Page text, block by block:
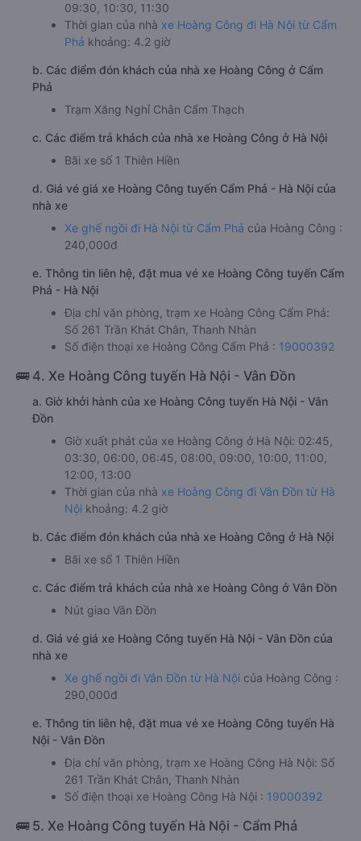
09:30, 10:30, 11:30
Thời gian của nhà xe Hoàng Công đi Hà Nội từ Cẩm
Phả khoảng: 4.2 giờ
b. Các điểm đón khách của nhà xe Hoàng Công ở Cẩm
Phả
Trạm Xăng Nghỉ Chân Cẩm Thạch
c. Các điểm trả khách của nhà xe Hoàng Công ở Hà Nội
Bãi xe số 1 Thiên Hiền
d. Giá vé giá xe Hoàng Công tuyến Cẩm Phả - Hà Nội của
nhà xe
Xe ghế ngồi đi Hà Nội từ Cẩm Phả của Hoàng Công :
240,000đ
e. Thông tin liên hệ, đặt mua vé xe Hoàng Công tuyến Cẩm
Phả - Hà Nội
Địa chỉ văn phòng, trạm xe Hoàng Công Cẩm Phả:
Số 261 Trần Khát Chân, Thanh Nhàn
Số điện thoại xe Hoàng Công Cẩm Phả : 19000392
🚌 4. Xe Hoàng Công tuyến Hà Nội - Vân Đồn
a. Giờ khởi hành của xe Hoàng Công tuyến Hà Nội - Vân
Đồn
Giờ xuất phát của xe Hoàng Công ở Hà Nội: 02:45,
03:30, 06:00, 06:45, 08:00, 09:00, 10:00, 11:00,
12:00, 13:00
Thời gian của nhà xe Hoàng Công đi Vân Đồn từ Hà
Nội khoảng: 4.2 giờ
b. Các điểm đón khách của nhà xe Hoàng Công ở Hà Nội
Bãi xe số 1 Thiên Hiền
c. Các điểm trả khách của nhà xe Hoàng Công ở Vân Đồn
Nút giao Vân Đồn
d. Giá vé giá xe Hoàng Công tuyến Hà Nội - Vân Đồn của
nhà xe
Xe ghế ngồi đi Vân Đồn từ Hà Nội của Hoàng Công :
290,000đ
e. Thông tin liên hệ, đặt mua vé xe Hoàng Công tuyến Hà
Nội - Vân Đồn
Địa chỉ văn phòng, trạm xe Hoàng Công Hà Nội: Số
261 Trần Khát Chân, Thanh Nhàn
Số điện thoại xe Hoàng Công Hà Nội : 19000392
🚌 5. Xe Hoàng Công tuyến Hà Nội - Cẩm Phả